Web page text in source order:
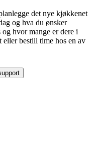
det nye kjøkkenet
og hva du ønsker
hvor mange er dere i
eller bestill time hos en av